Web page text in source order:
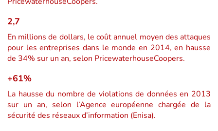
2,7
En millions de dollars, le coût annuel moyen des attaques
pour les entreprises dans le monde en 2014, en hausse
de 34% sur un an, selon PricewaterhouseCoopers.
+61%
La hausse du nombre de violations de données en 2013
sur un an, selon l’Agence européenne chargée de la
sécurité des réseaux d’information (Enisa).